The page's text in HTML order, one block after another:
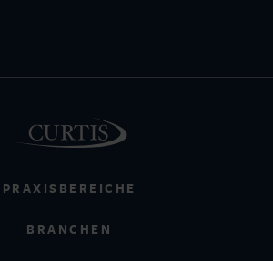
PRAXISBEREICHE
BRANCHEN